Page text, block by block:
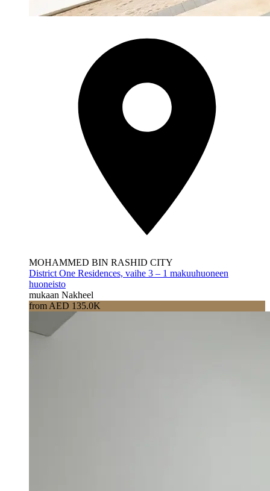
MOHAMMED BIN RASHID CITY
District One Residences, vaihe 3 – 1 makuuhuoneen
huoneisto
mukaan Nakheel
from AED 135.0K